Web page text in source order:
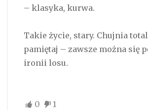
– klasyka, kurwa.
Takie życie, stary. Chujnia
pamiętaj – zawsze można się
ironii losu.
0
1